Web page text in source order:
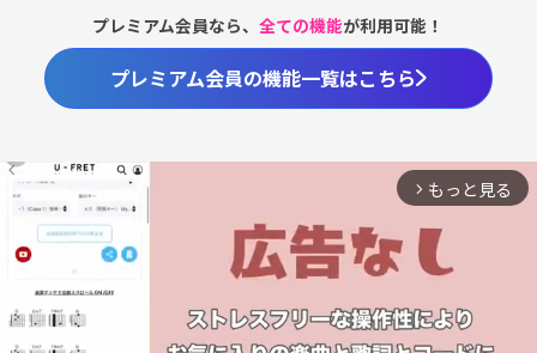
プレミアム会員なら、全ての機能が利用可能！
プレミアム会員の機能一覧はこちら
arrow_forward_ios もっと見る